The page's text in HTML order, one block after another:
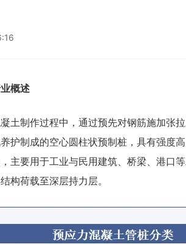
概述
土制作过程中，通过预先对钢筋施加张
护制成的空心圆柱状预制桩，具有强度
主要用于工业与民用建筑、桥梁、港口
构荷载至深层持力层。